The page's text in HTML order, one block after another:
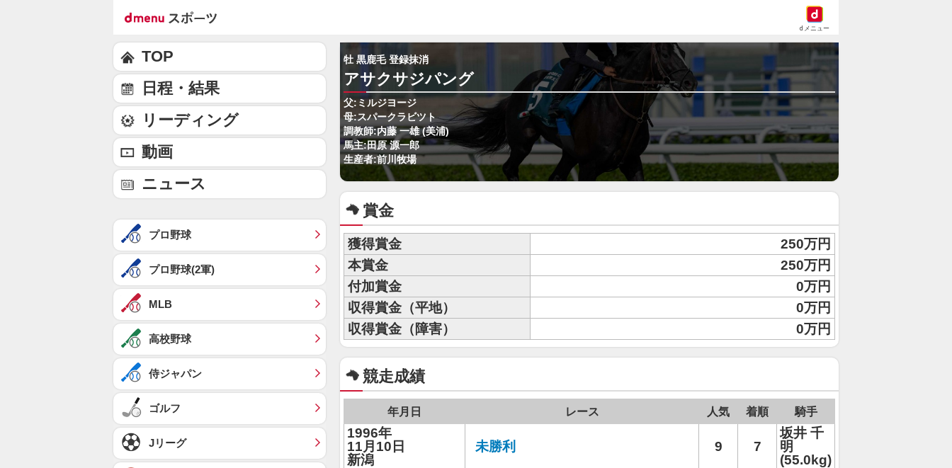
dメニュー
牡 黒鹿毛 登録抹消
アサクサジパング
父:ミルジヨージ
母:スパークラビツト
調教師:内藤 一雄 (美浦)
馬主:田原 源一郎
生産者:前川牧場
賞金
獲得賞金
250万円
本賞金
250万円
付加賞金
0万円
収得賞金（平地）
0万円
収得賞金（障害）
0万円
競走成績
年月日 レース 人気 着順 騎手
1996年
11月10日
新潟
未勝利 9 7
坂井 千
明
(55.0kg)
TOP
日程・結果
リーディング
動画
ニュース
プロ野球
プロ野球(2軍)
MLB
高校野球
侍ジャパン
ゴルフ
Jリーグ